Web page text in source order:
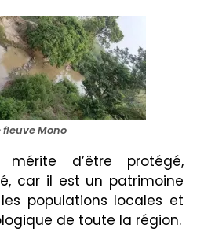
fleuve Mono
d’être protégé,
car il est un patrimoine
populations locales et
de toute la région.